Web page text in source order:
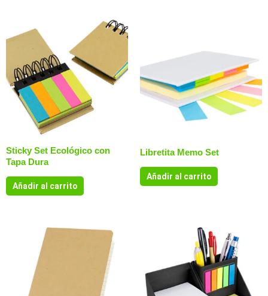
Sticky Set Ecológico con
Tapa Dura
Añadir al carrito
Libretita Memo Set
Añadir al carrito